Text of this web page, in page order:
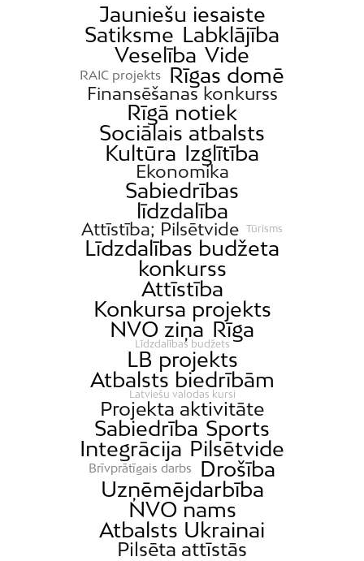
Jauniešu iesaiste
Satiksme Labklājība
Veselība Vide
RAIC projekts Rīgas domē
Finansēšanas konkurss
Rīgā notiek
Sociālais atbalsts
Kultūra Izglītība
Ekonomika
Sabiedrības
līdzdalība
Attīstība; Pilsētvide Tūrisms
Līdzdalības budžeta
konkurss
Attīstība
Konkursa projekts
NVO ziņa Rīga
Līdzdalības budžets
LB projekts
Atbalsts biedrībām
Latviešu valodas kursi
Projekta aktivitāte
Sabiedrība Sports
Integrācija Pilsētvide
Brīvprātīgais darbs
Drošība
Uzņēmējdarbība
NVO nams
Atbalsts Ukrainai
Pilsēta attīstās